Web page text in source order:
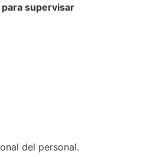
supervisar
del personal.